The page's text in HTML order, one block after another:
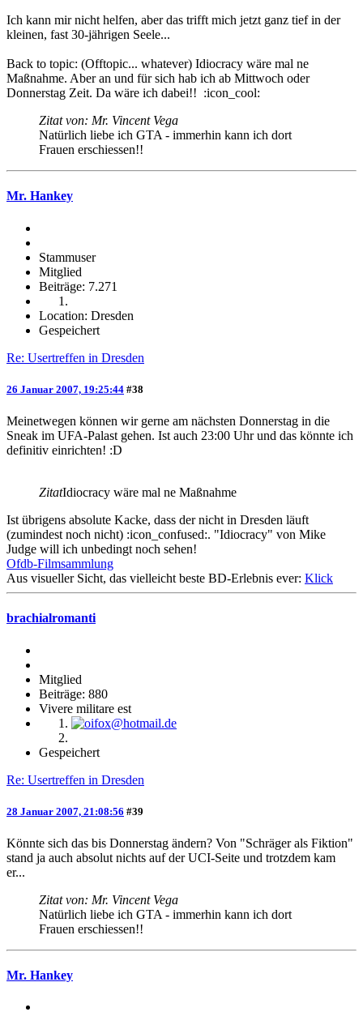
Ich kann mir nicht helfen, aber das trifft mich jetzt ganz tief in der
kleinen, fast 30-jährigen Seele...
Back to topic: (Offtopic... whatever) Idiocracy wäre mal ne
Maßnahme. Aber an und für sich hab ich ab Mittwoch oder
Donnerstag Zeit. Da wäre ich dabei!! :icon_cool:
Zitat von: Mr. Vincent Vega
Natürlich liebe ich GTA - immerhin kann ich dort
Frauen erschiessen!!
Mr. Hankey
Stammuser
Mitglied
Beiträge: 7.271
Location: Dresden
Gespeichert
Re: Usertreffen in Dresden
26 Januar 2007, 19:25:44 #38
Meinetwegen können wir gerne am nächsten Donnerstag in die
Sneak im UFA-Palast gehen. Ist auch 23:00 Uhr und das könnte ich
definitiv einrichten! :D
ZitatIdiocracy wäre mal ne Maßnahme
Ist übrigens absolute Kacke, dass der nicht in Dresden läuft
(zumindest noch nicht) :icon_confused:. "Idiocracy" von Mike
Judge will ich unbedingt noch sehen!
Ofdb-Filmsammlung
Aus visueller Sicht, das vielleicht beste BD-Erlebnis ever: Klick
brachialromanti
Mitglied
Beiträge: 880
Vivere militare est
Gespeichert
Re: Usertreffen in Dresden
28 Januar 2007, 21:08:56 #39
Könnte sich das bis Donnerstag ändern? Von "Schräger als Fiktion"
stand ja auch absolut nichts auf der UCI-Seite und trotzdem kam
er...
Zitat von: Mr. Vincent Vega
Natürlich liebe ich GTA - immerhin kann ich dort
Frauen erschiessen!!
Mr. Hankey